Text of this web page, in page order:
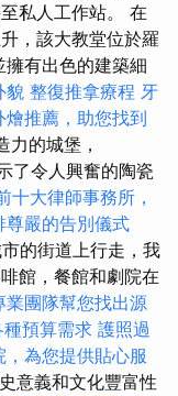
私人工作站。 在
，該大教堂位於羅
有出色的建築細
貌 整復推拿療程 牙
燴推薦，助您找到
力的城堡，
了令人興奮的陶瓷
十大律師事務所，
尊嚴的告別儀式
的街道上行走，我
館，餐館和劇院在
業團隊幫您找出源
預算需求 護照過
為您提供貼心服
意義和文化豐富性